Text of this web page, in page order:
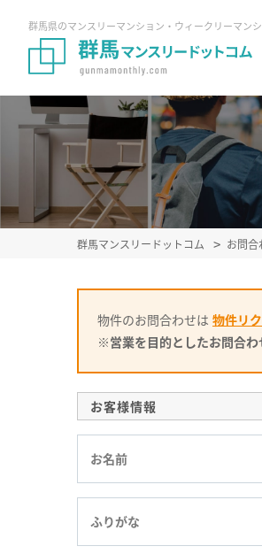
群馬県のマンスリーマンション・ウィークリーマン
群馬マンスリードットコム お問合
物件のお問合わせは 物件リ
※営業を目的としたお問合わ
お客様情報
お名前
ふりがな